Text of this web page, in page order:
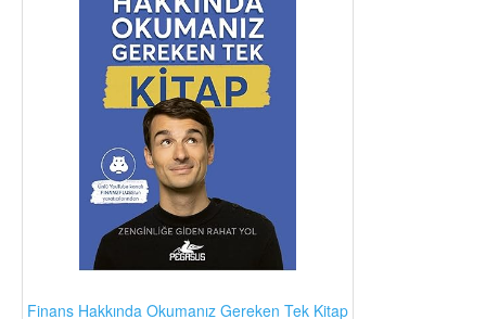
Finans Hakkında Okumanız Gereken Tek Kitap